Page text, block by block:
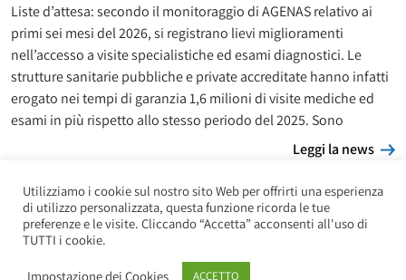
Liste d’attesa: secondo il monitoraggio di AGENAS relativo ai
primi sei mesi del 2026, si registrano lievi miglioramenti
nell’accesso a visite specialistiche ed esami diagnostici. Le
strutture sanitarie pubbliche e private accreditate hanno infatti
erogato nei tempi di garanzia 1,6 milioni di visite mediche ed
esami in più rispetto allo stesso periodo del 2025. Sono
Leggi la news
Utilizziamo i cookie sul nostro sito Web per offrirti una esperienza
di utilizzo personalizzata, questa funzione ricorda le tue
preferenze e le visite. Cliccando “Accetta” acconsenti all'uso di
TUTTI i cookie.
Impostazione dei Cookies ACCETTO